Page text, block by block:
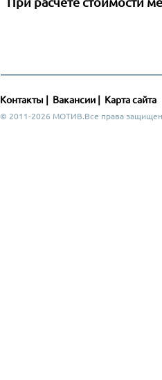
Контакты Вакансии Карта сайта
© 2011-2026 МОТИВ.Все права